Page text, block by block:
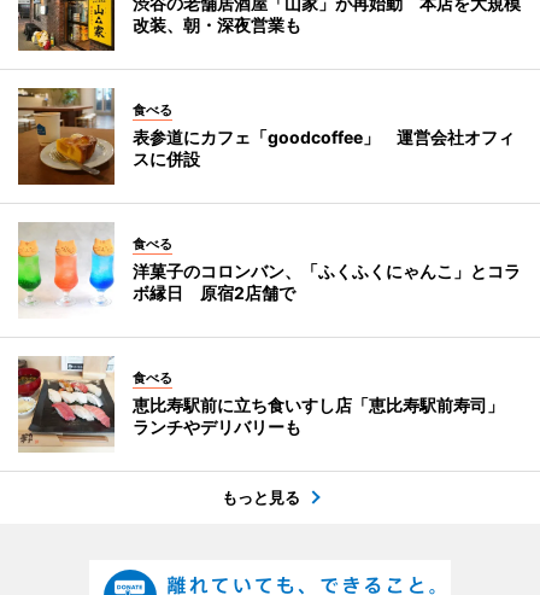
改装、朝・深夜営業も
食べる
表参道にカフェ「goodcoffee」 運営会社オフィ
スに併設
食べる
洋菓子のコロンバン、「ふくふくにゃんこ」とコラ
ボ縁日 原宿2店舗で
食べる
恵比寿駅前に立ち食いすし店「恵比寿駅前寿司」
ランチやデリバリーも
もっと見る